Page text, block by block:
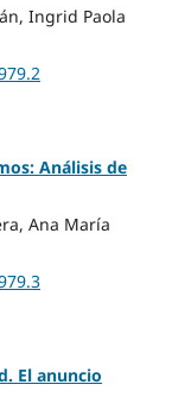
Ingrid Paola
Análisis de
Ana María
El anuncio